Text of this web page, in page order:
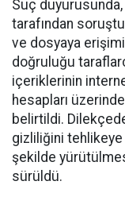
Suç
tarafından
ve dosyaya
doğruluğu
içeriklerinin
hesapları
belirtildi.
gizliliğini tehlikeye
şekilde
sürüldü.